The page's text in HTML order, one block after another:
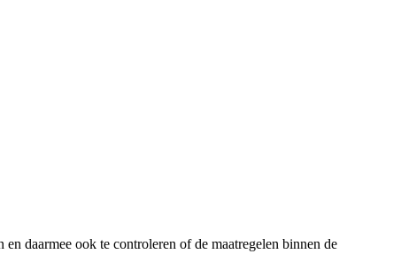
daarmee ook te controleren of de maatregelen binnen de